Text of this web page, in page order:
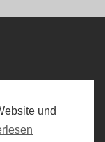
und